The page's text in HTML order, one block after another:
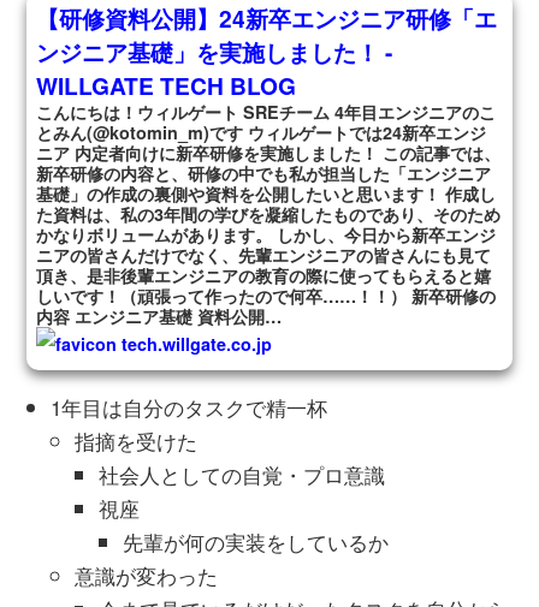
【研修資料公開】24新卒エンジニア研修「エ
ンジニア基礎」を実施しました！ -
WILLGATE TECH BLOG
こんにちは！ウィルゲート SREチーム 4年目エンジニアのこ
とみん(@kotomin_m)です ウィルゲートでは24新卒エンジ
ニア 内定者向けに新卒研修を実施しました！ この記事では、
新卒研修の内容と、研修の中でも私が担当した「エンジニア
基礎」の作成の裏側や資料を公開したいと思います！ 作成し
た資料は、私の3年間の学びを凝縮したものであり、そのため
かなりボリュームがあります。 しかし、今日から新卒エンジ
ニアの皆さんだけでなく、先輩エンジニアの皆さんにも見て
頂き、是非後輩エンジニアの教育の際に使ってもらえると嬉
しいです！（頑張って作ったので何卒……！！） 新卒研修の
内容 エンジニア基礎 資料公開…
tech.willgate.co.jp
1年目は自分のタスクで精一杯
指摘を受けた
社会人としての自覚・プロ意識
視座
先輩が何の実装をしているか
意識が変わった